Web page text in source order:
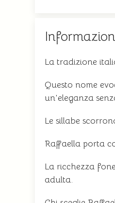
La tradizione
Questo nome
un'eleganza
Le sillabe
Raffaella porta
La ricchezza
adulta.